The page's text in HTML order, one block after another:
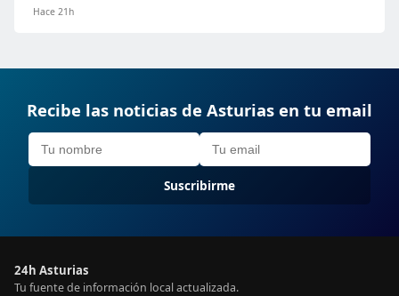
Hace 21h
Recibe las noticias de Asturias en tu email
Suscribirme
24h Asturias
Tu fuente de información local actualizada.